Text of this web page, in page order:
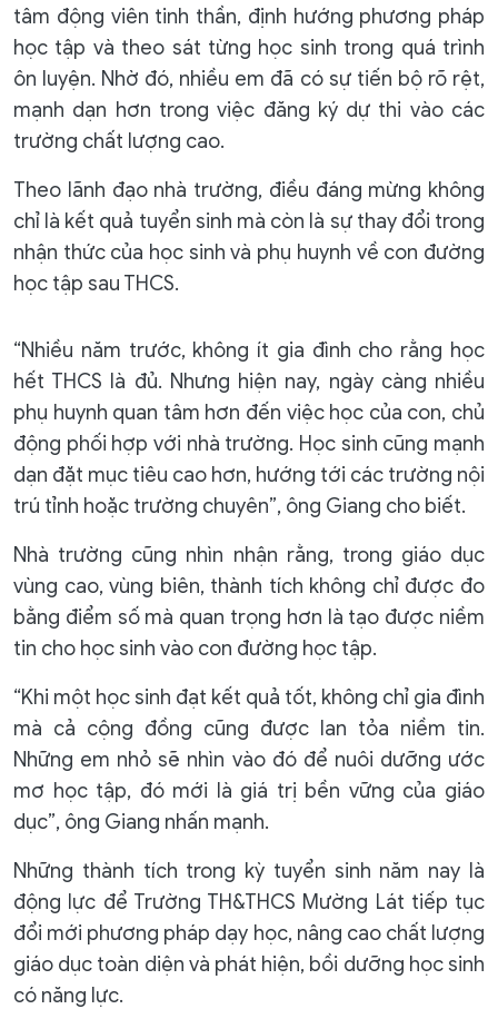
tâm động viên tinh thần, định hướng phương pháp
học tập và theo sát từng học sinh trong quá trình
ôn luyện. Nhờ đó, nhiều em đã có sự tiến bộ rõ rệt,
mạnh dạn hơn trong việc đăng ký dự thi vào các
trường chất lượng cao.
Theo lãnh đạo nhà trường, điều đáng mừng không
chỉ là kết quả tuyển sinh mà còn là sự thay đổi trong
nhận thức của học sinh và phụ huynh về con đường
học tập sau THCS.
“Nhiều năm trước, không ít gia đình cho rằng học
hết THCS là đủ. Nhưng hiện nay, ngày càng nhiều
phụ huynh quan tâm hơn đến việc học của con, chủ
động phối hợp với nhà trường. Học sinh cũng mạnh
dạn đặt mục tiêu cao hơn, hướng tới các trường nội
trú tỉnh hoặc trường chuyên”, ông Giang cho biết.
Nhà trường cũng nhìn nhận rằng, trong giáo dục
vùng cao, vùng biên, thành tích không chỉ được đo
bằng điểm số mà quan trọng hơn là tạo được niềm
tin cho học sinh vào con đường học tập.
“Khi một học sinh đạt kết quả tốt, không chỉ gia đình
mà cả cộng đồng cũng được lan tỏa niềm tin.
Những em nhỏ sẽ nhìn vào đó để nuôi dưỡng ước
mơ học tập, đó mới là giá trị bền vững của giáo
dục”, ông Giang nhấn mạnh.
Những thành tích trong kỳ tuyển sinh năm nay là
động lực để Trường TH&THCS Mường Lát tiếp tục
đổi mới phương pháp dạy học, nâng cao chất lượng
giáo dục toàn diện và phát hiện, bồi dưỡng học sinh
có năng lực.